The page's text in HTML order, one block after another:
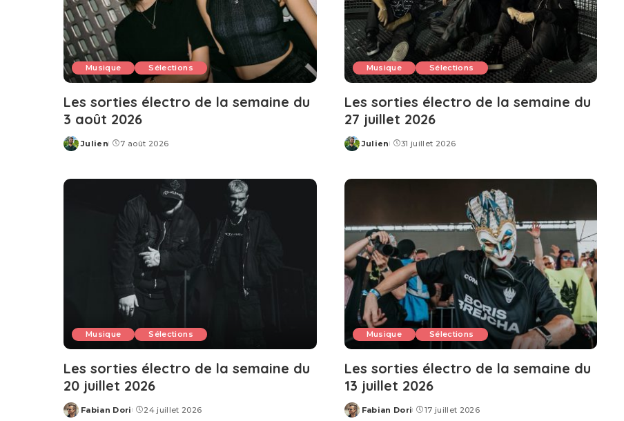
Musique Sélections
Les sorties électro de la semaine du
3 août 2026
Posted
Julien 7 août 2026
Musique Sélections
Les sorties électro de la semaine du
27 juillet 2026
Posted
Julien 31 juillet 2026
Musique Sélections
Les sorties électro de la semaine du
20 juillet 2026
Posted
Fabian Dori 24 juillet 2026
Musique Sélections
Les sorties électro de la semaine du
13 juillet 2026
Posted
Fabian Dori 17 juillet 2026